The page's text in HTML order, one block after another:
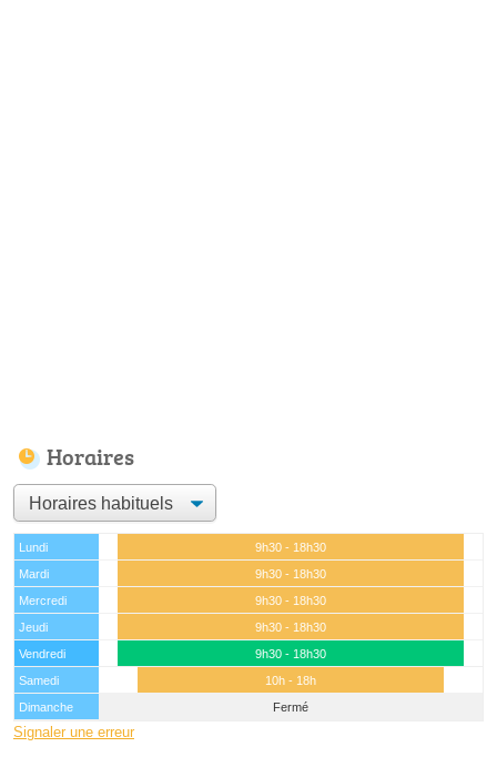
Horaires
Lundi
9h30 - 18h30
Mardi
9h30 - 18h30
Mercredi
9h30 - 18h30
Jeudi
9h30 - 18h30
Vendredi
9h30 - 18h30
Samedi
10h - 18h
Dimanche
Fermé
Signaler une erreur